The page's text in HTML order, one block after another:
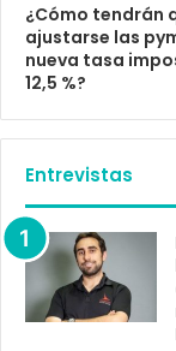
¿Cómo tendrán
ajustarse las
nueva tasa
12,5 %?
Entrevistas